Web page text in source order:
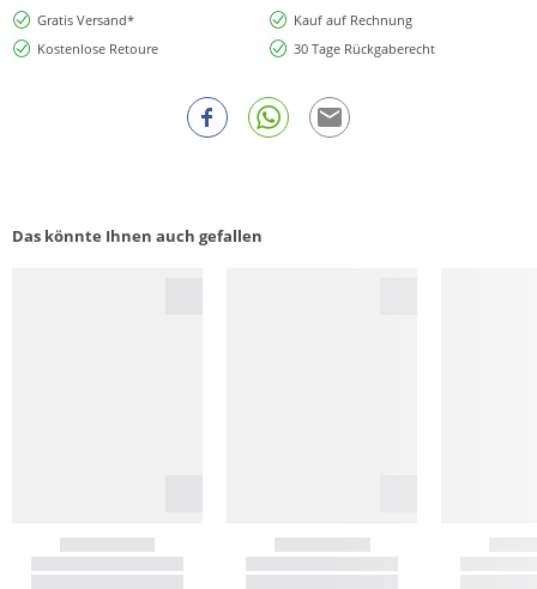
Gratis Versand*
Kauf auf Rechnung
Kostenlose Retoure
30 Tage Rückgaberecht
Das könnte Ihnen auch gefallen